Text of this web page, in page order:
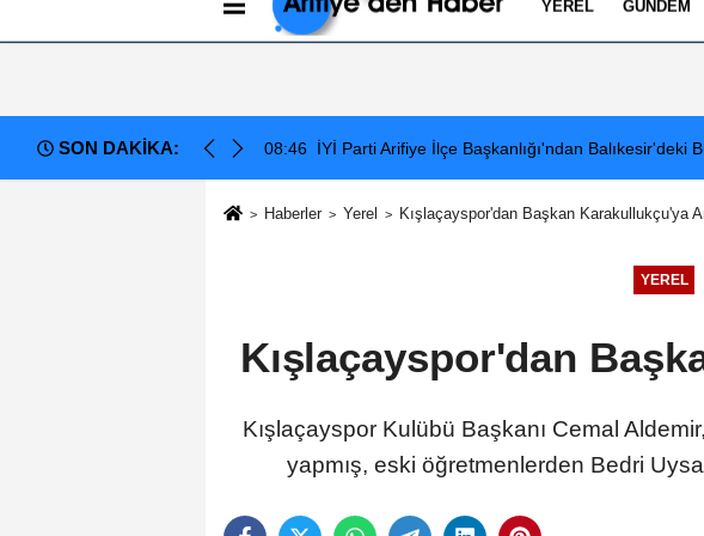
Künye İletişim
YEREL GÜNDEM
SON DAKİKA:
Büyük Bayrak Mitingi İçin Ulaşım ve Katılım Çağrısı
12:54 Arifiye Sanayi Sitesi'nde Tehlikeli Patlama: Elektrik
Haberler Yerel Kışlaçayspor'dan Başkan Karakullukçu'ya
YEREL
Kışlaçayspor'dan
Kışlaçayspor Kulübü Başkanı Cemal
yapmış, eski öğretmenlerden Bedri